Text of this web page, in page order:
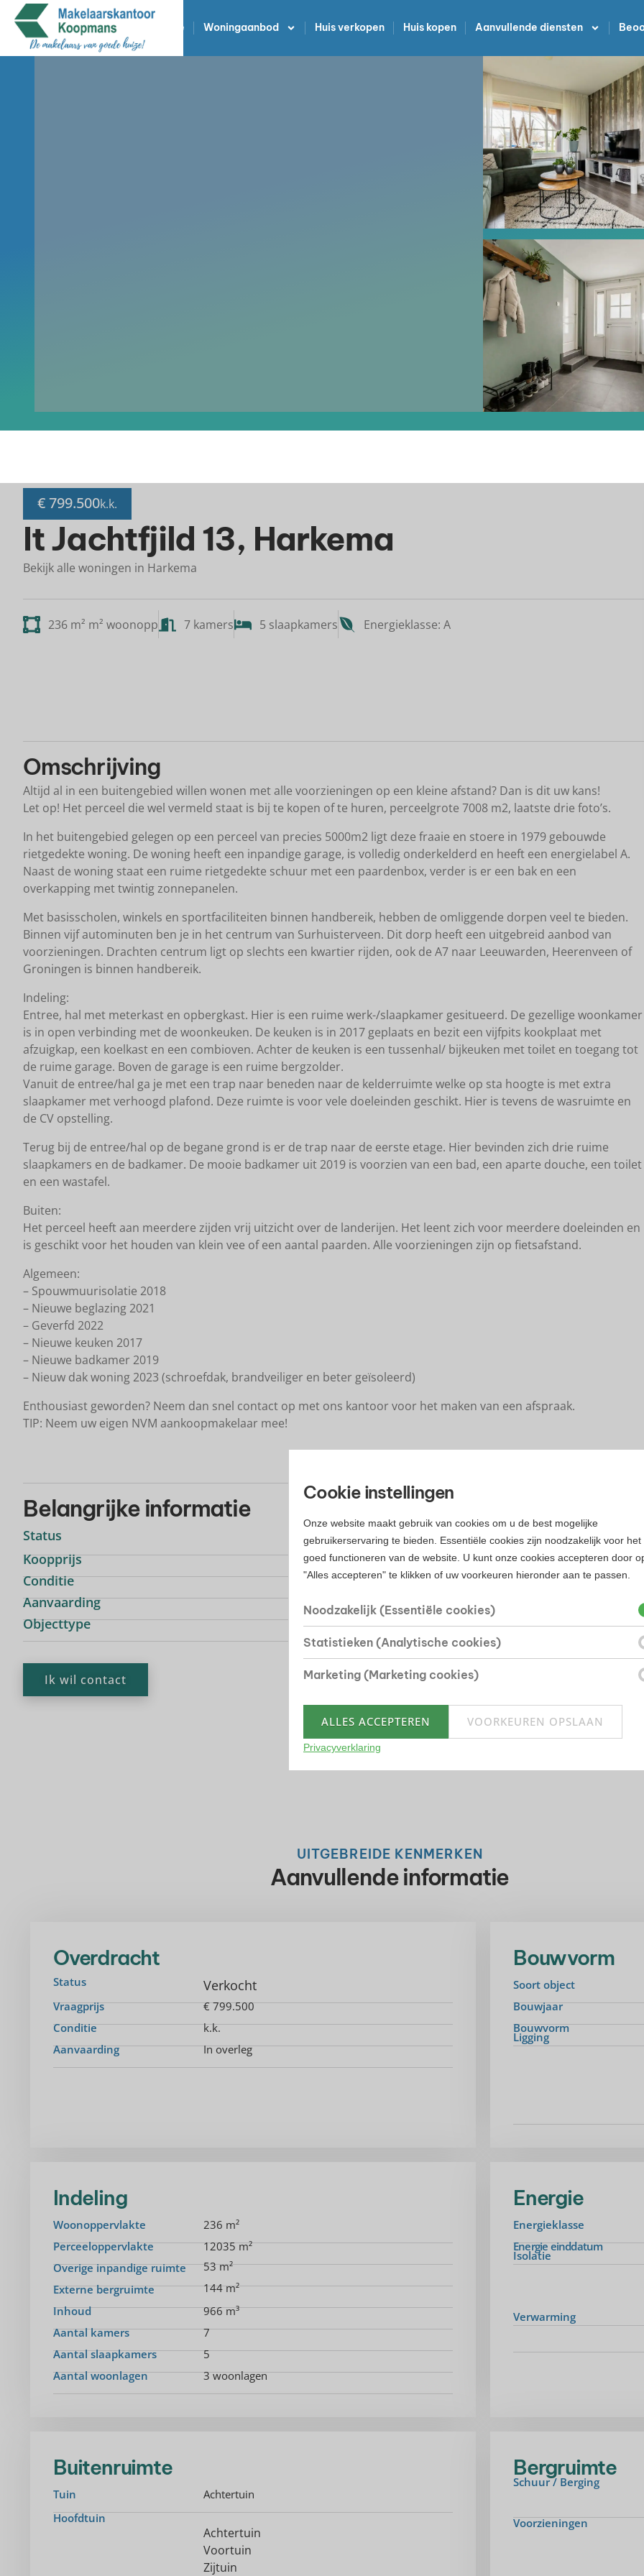
Home Woningaanbod Huis verkopen Huis kopen Aanvullende diensten
€ 799.500k.k.
It Jachtfjild 13, Harkema
Bekijk alle woningen in Harkema
236 m² m² woonopp 7 kamers 5 slaapkamers Energieklasse: A
Omschrijving
Altijd al in een buitengebied willen wonen met alle voorzieningen op een kleine afstand? Dan is dit uw kans!
Let op! Het perceel die wel vermeld staat is bij te kopen of te huren, perceelgrote 7008 m2, laatste drie foto’s.
In het buitengebied gelegen op een perceel van precies 5000m2 ligt deze fraaie en stoere in 1979 gebouwde
rietgedekte woning. De woning heeft een inpandige garage, is volledig onderkelderd en heeft een energielabel A.
Naast de woning staat een ruime rietgedekte schuur met een paardenbox, verder is er een bak en een
overkapping met twintig zonnepanelen.
Met basisscholen, winkels en sportfaciliteiten binnen handbereik, hebben de omliggende dorpen veel te bieden.
Binnen vijf autominuten ben je in het centrum van Surhuisterveen. Dit dorp heeft een uitgebreid aanbod van
voorzieningen. Drachten centrum ligt op slechts een kwartier rijden, ook de A7 naar Leeuwarden, Heerenveen of
Groningen is binnen handbereik.
Indeling:
Entree, hal met meterkast en opbergkast. Hier is een ruime werk-/slaapkamer gesitueerd. De gezellige woonkamer
is in open verbinding met de woonkeuken. De keuken is in 2017 geplaats en bezit een vijfpits kookplaat met
afzuigkap, een koelkast en een combioven. Achter de keuken is een tussenhal/ bijkeuken met toilet en toegang tot
de ruime garage. Boven de garage is een ruime bergzolder.
Vanuit de entree/hal ga je met een trap naar beneden naar de kelderruimte welke op sta hoogte is met extra
slaapkamer met verhoogd plafond. Deze ruimte is voor vele doeleinden geschikt. Hier is tevens de wasruimte en
de CV opstelling.
Terug bij de entree/hal op de begane grond is er de trap naar de eerste etage. Hier bevinden zich drie ruime
slaapkamers en de badkamer. De mooie badkamer uit 2019 is voorzien van een bad, een aparte douche, een toilet
en een wastafel.
Buiten:
Het perceel heeft aan meerdere zijden vrij uitzicht over de landerijen. Het leent zich voor meerdere doeleinden en
is geschikt voor het houden van klein vee of een aantal paarden. Alle voorzieningen zijn op fietsafstand.
Algemeen:
– Spouwmuurisolatie 2018
– Nieuwe beglazing 2021
– Geverfd 2022
– Nieuwe keuken 2017
– Nieuwe badkamer 2019
– Nieuw dak woning 2023 (schroefdak, brandveiliger en beter geïsoleerd)
Enthousiast geworden? Neem dan snel contact op met ons kantoor voor het maken van een afspraak.
TIP: Neem uw eigen NVM aankoopmakelaar mee!
Belangrijke informatie
Status
Verkocht
Koopprijs
€ 799.500
Conditie
k.k.
Aanvaarding
In overleg
Objecttype
Woonhuis
Ik wil contact
UITGEBREIDE KENMERKEN
Aanvullende informatie
Overdracht
Status Verkocht
Vraagprijs
€ 799.500
Conditie
k.k.
Aanvaarding
In overleg
Bouwvorm
Soort object
Bouwjaar
Bouwvorm
Ligging
Indeling
Woonoppervlakte
236 m²
Perceeloppervlakte
12035 m²
Overige inpandige ruimte
53 m²
Externe bergruimte
144 m²
Inhoud
966 m³
Aantal kamers
7
Aantal slaapkamers
5
Aantal woonlagen
3 woonlagen
Energie
Energieklasse
Energie einddatum
Isolatie
Verwarming
Buitenruimte
Tuin
Achtertuin
Hoofdtuin
Achtertuin
Voortuin
Zijtuin
Bergruimte
Schuur / Berging
Voorzieningen
Cookie instellingen
Onze website maakt gebruik van cookies om u de best mogelijke
gebruikerservaring te bieden. Essentiële cookies zijn noodzakelijk voor het
goed functioneren van de website. U kunt onze cookies accepteren door
"Alles accepteren" te klikken of uw voorkeuren hieronder aan te passen.
Noodzakelijk (Essentiële cookies)
Statistieken (Analytische cookies)
Marketing (Marketing cookies)
ALLES ACCEPTEREN VOORKEUREN OPSLAAN
Privacyverklaring